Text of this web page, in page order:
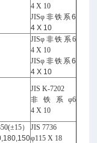
4 X 10
JISφ 非铁系6
4 X 10
JISφ 非铁系6
4 X 10
JISφ 非铁系6
4 X 10
JIS K-7202
非铁系φ6
4 X 10
）
JIS 7736
φ115 X 18